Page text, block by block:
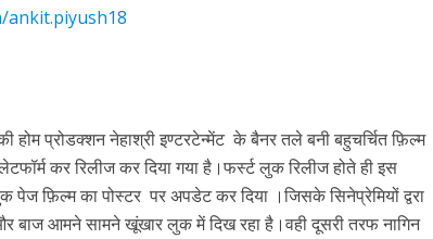
ankit.piyush18
होम प्रोडक्शन नेहाश्री इण्टरटेन्मेंट के बैनर तले बनी बहुचर्चित फ़िल्म
कर रिलीज कर दिया गया है।फर्स्ट लुक रिलीज होते ही इस
फ़िल्म का पोस्टर पर अपडेट कर दिया ।जिसके सिनेप्रेमियों द्वरा
बाज आमने सामने खूंखार लुक में दिख रहा है।वही दूसरी तरफ नागिन